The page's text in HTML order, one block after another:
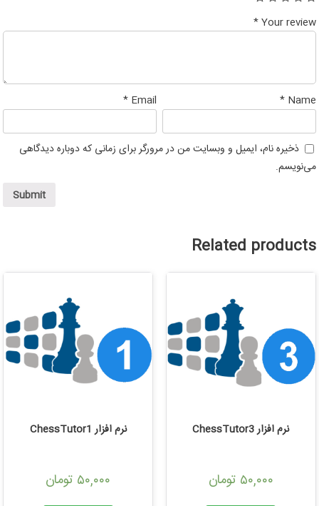
Your review
*
Name
*
Email
*
ذخیره نام، ایمیل و وبسایت من در مرورگر برای زمانی که دوباره دیدگاهی
می‌نویسم.
Related products
نرم افزار ChessTutor3
۵۰,۰۰۰ تومان
نرم افزار ChessTutor1
۵۰,۰۰۰ تومان